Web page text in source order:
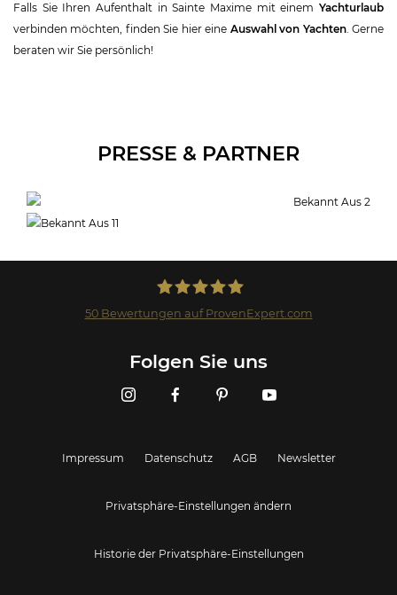
Falls Sie Ihren Aufenthalt in Sainte Maxime mit einem Yachturlaub
verbinden möchten, finden Sie hier eine Auswahl von Yachten. Gerne
beraten wir Sie persönlich!
PRESSE & PARTNER
50Bewertungen auf ProvenExpert.com
Folgen Sie uns
Impressum Datenschutz AGB Newsletter
Privatsphäre-Einstellungen ändern
Historie der Privatsphäre-Einstellungen